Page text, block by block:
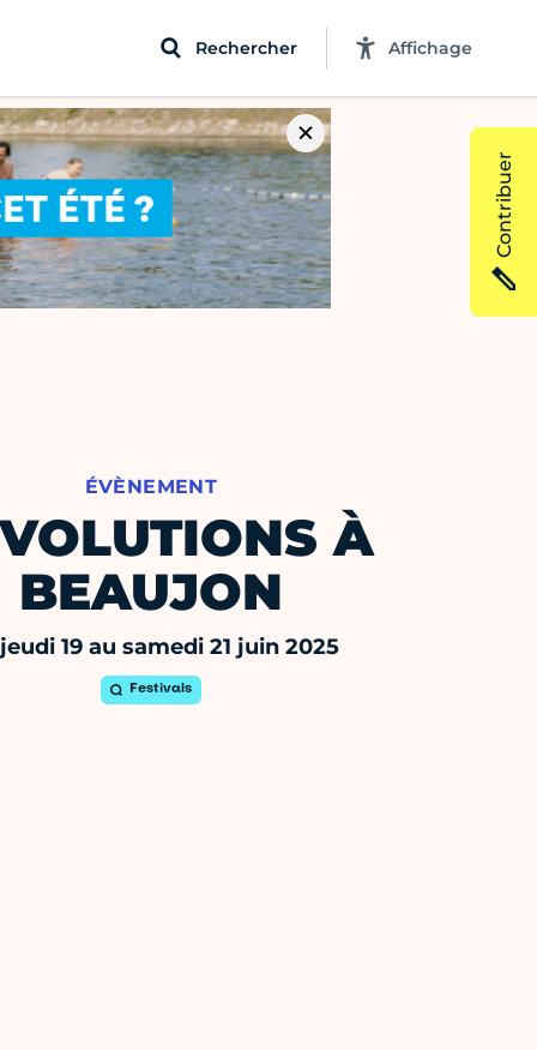
Rechercher Affichage
ÉVÈNEMENT
À
BEAUJON
19 au samedi 21 juin 2025
Festivals
Contribuer